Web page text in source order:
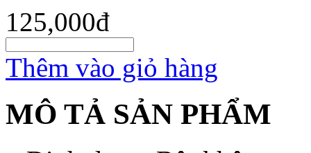
125,000đ
Thêm vào giỏ hàng
MÔ TẢ SẢN PHẨM